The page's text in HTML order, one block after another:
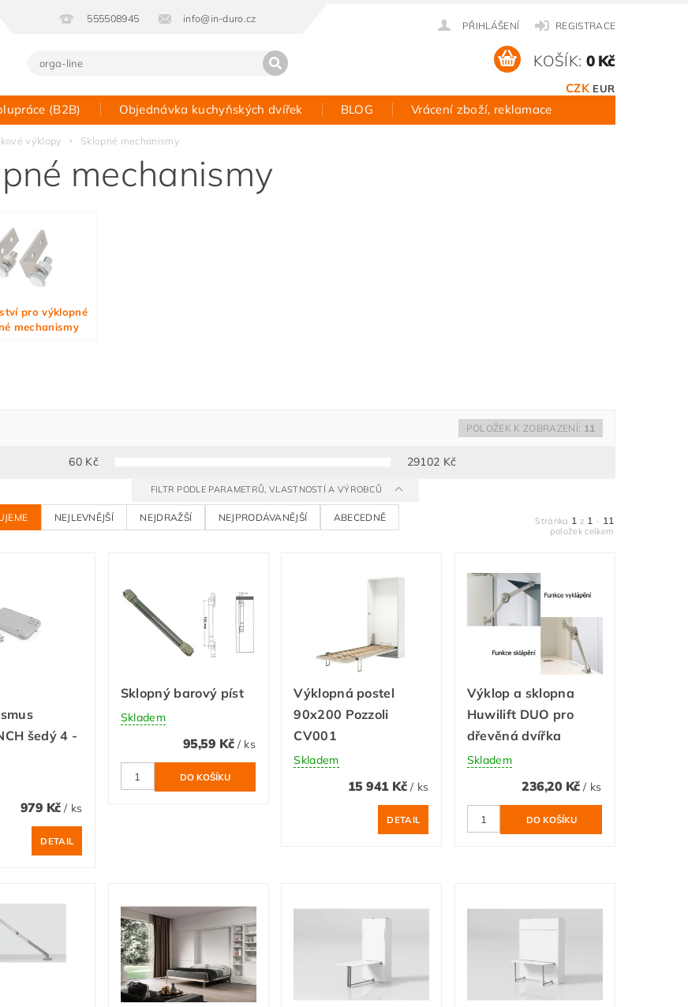
555508945 info@in-duro.cz
PŘIHLÁŠENÍ REGISTRACE
CZK EUR
KOŠÍK: 0 Kč
(B2B) Objednávka kuchyňských dvířek BLOG Vrácení zboží, reklamace
Kontakt
výklopy Sklopné mechanismy
mechanismy
pro výklopné
mechanismy
60 Kč 29102 Kč
POLOŽEK K ZOBRAZENÍ: 11
FILTR PODLE PARAMETRŮ, VLASTNOSTÍ A VÝROBCŮ
NEJLEVNĚJŠÍ NEJDRAŽŠÍ NEJPRODÁVANĚJŠÍ ABECEDNĚ Stránka 1 z 1 - 11
položek celkem
šedý 4 -
979 Kč/ ks
DETAIL
Sklopný barový píst
Skladem
95,59 Kč / ks
Výklopná postel
90x200 Pozzoli
CV001
Skladem
15 941 Kč / ks
DETAIL
Výklop a sklopna
Huwilift DUO pro
dřevěná dvířka
Skladem
236,20 Kč/ ks